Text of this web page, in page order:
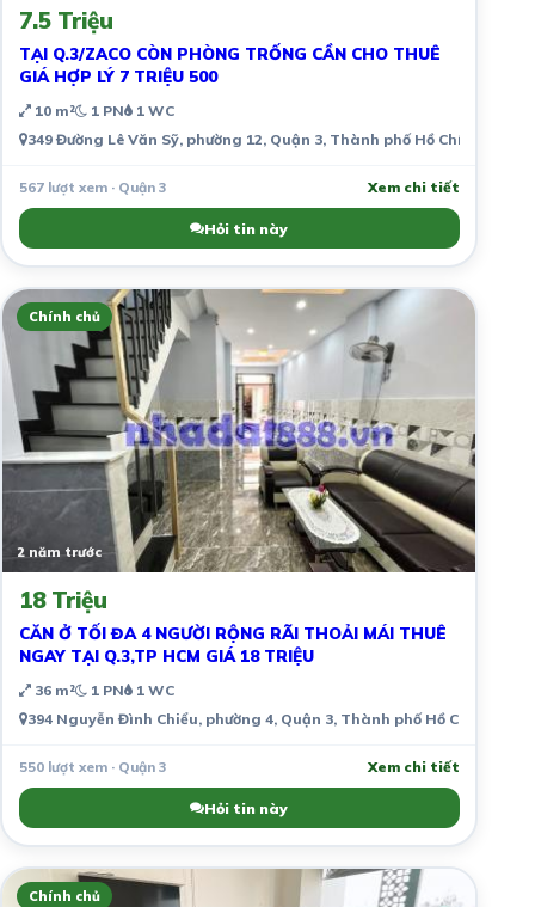
7.5 Triệu
TẠI Q.3/ZACO CÒN PHÒNG TRỐNG CẦN CHO THUÊ
GIÁ HỢP LÝ 7 TRIỆU 500
10 m² 1 PN 1 WC
349 Đường Lê Văn Sỹ, phường 12, Quận 3, Thành phố Hồ Chí Minh,
567 lượt xem · Quận 3 Xem chi tiết
Hỏi tin này
Chính chủ
2 năm trước
18 Triệu
CĂN Ở TỐI ĐA 4 NGƯỜI RỘNG RÃI THOẢI MÁI THUÊ
NGAY TẠI Q.3,TP HCM GIÁ 18 TRIỆU
36 m² 1 PN 1 WC
394 Nguyễn Đình Chiểu, phường 4, Quận 3, Thành phố Hồ Chí Minh,
550 lượt xem · Quận 3 Xem chi tiết
Hỏi tin này
Chính chủ